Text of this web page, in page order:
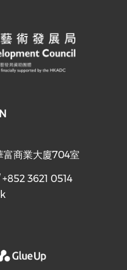
富商業大廈704室
3621 0514